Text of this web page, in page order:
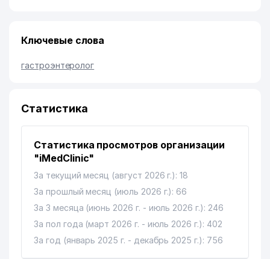
Ключевые слова
гастроэнтеролог
Статистика
Статистика просмотров организации
"iMedClinic"
За текущий месяц (август 2026 г.): 18
За прошлый месяц (июль 2026 г.): 66
За 3 месяца (июнь 2026 г. - июль 2026 г.): 246
За пол года (март 2026 г. - июль 2026 г.): 402
За год (январь 2025 г. - декабрь 2025 г.): 756